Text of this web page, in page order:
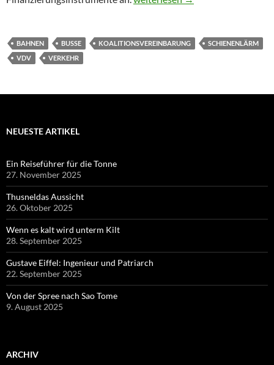
BAHNEN BUSSE KOALITIONSVEREINBARUNG
SCHIENENLÄRM
VDV
VERKEHR
NEUESTE ARTIKEL
Ein Reiseführer für die Tonne
27. November 2025
Thusneldas Aussicht
26. Oktober 2025
Wenn es kalt wird unterm Kilt
28. September 2025
Gustave Eiffel: Ingenieur und Patriarch
22. September 2025
Von der Spree nach Sao Tome
9. August 2025
ARCHIV